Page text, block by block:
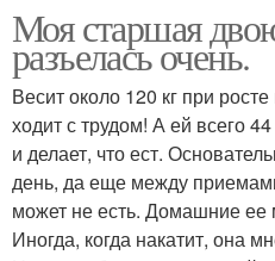
быстрая диета
Моя старшая
разъелась очень.
Весит около 120 кг при
ходит с трудом! А ей всего
и делает, что ест.
день, да еще между
может не есть. Домашние ее
Иногда, когда накатит, она